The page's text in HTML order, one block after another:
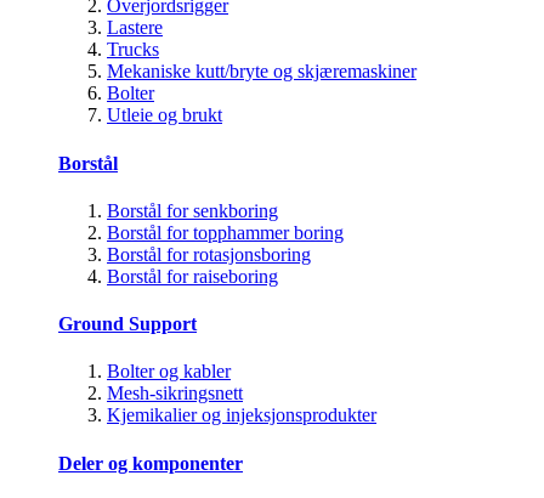
Overjordsrigger
Lastere
Trucks
Mekaniske kutt/bryte og skjæremaskiner
Bolter
Utleie og brukt
Borstål
Borstål for senkboring
Borstål for topphammer boring
Borstål for rotasjonsboring
Borstål for raiseboring
Ground Support
Bolter og kabler
Mesh-sikringsnett
Kjemikalier og injeksjonsprodukter
Deler og komponenter